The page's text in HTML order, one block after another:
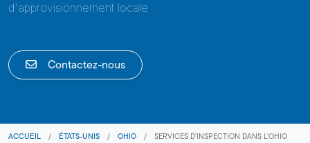
d'approvisionnement locale
Contactez-nous
ACCUEIL / ÉTATS-UNIS / OHIO / SERVICES D’INSPECTION DANS L’OHIO